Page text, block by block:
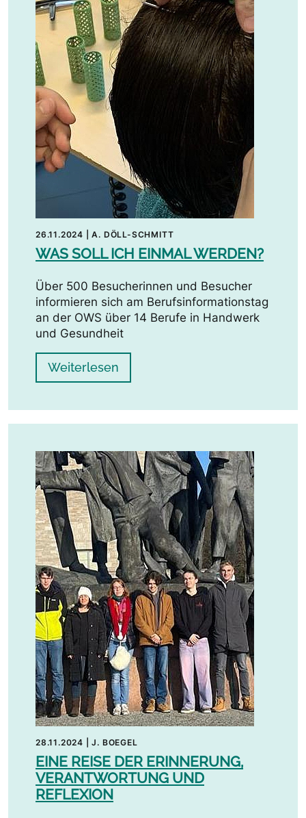
26.11.2024 |A. DÖLL-SCHMITT
WAS SOLL ICH EINMAL WERDEN?
Über 500 Besucherinnen und Besucher
informieren sich am Berufsinformationstag
an der OWS über 14 Berufe in Handwerk
und Gesundheit
Weiterlesen
28.11.2024 |J. BOEGEL
EINE REISE DER ERINNERUNG,
VERANTWORTUNG UND
REFLEXION